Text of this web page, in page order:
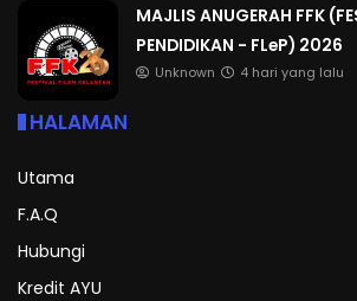
MAJLIS ANUGERAH FFK
PENDIDIKAN - FLeP) 2026
Unknown 4 hari yang lalu
HALAMAN
Utama
F.A.Q
Hubungi
Kredit AYU